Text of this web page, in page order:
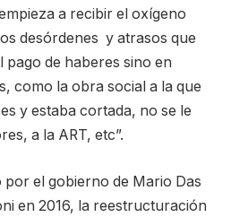
a recibir el oxígeno
desórdenes y atrasos que
de haberes sino en
como la obra social a la que
y estaba cortada, no se le
a la ART, etc”.
por el gobierno de Mario Das
en 2016, la reestructuración